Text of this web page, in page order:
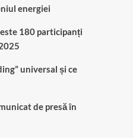
energiei
180 participanți
universal și ce
de presă în